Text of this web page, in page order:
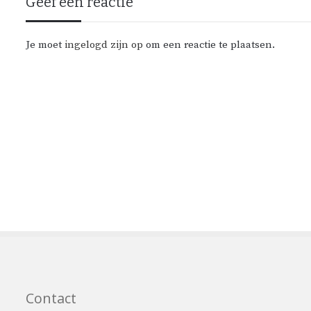
Je moet ingelogd zijn op om een reactie te plaatsen.
Contact